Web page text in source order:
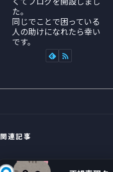
た。
同じでことで困っている
人の助けになれたら幸い
です。
関連記事